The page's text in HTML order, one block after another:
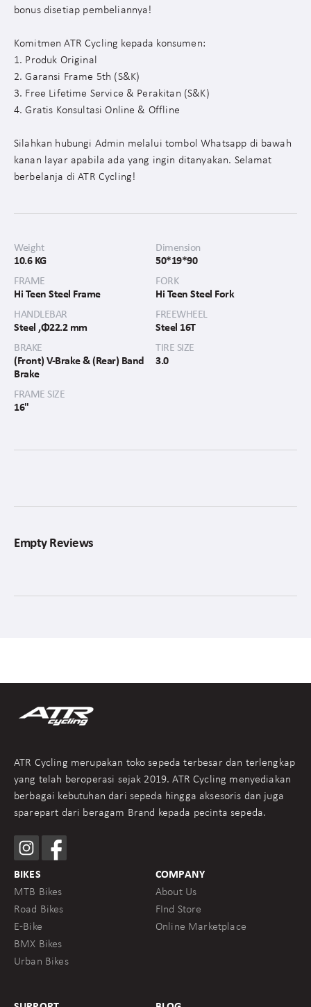
bonus disetiap pembeliannya!
Komitmen ATR Cycling kepada konsumen:
1. Produk Original
2. Garansi Frame 5th (S&K)
3. Free Lifetime Service & Perakitan (S&K)
4. Gratis Konsultasi Online & Offline
Silahkan hubungi Admin melalui tombol Whatsapp di bawah
kanan layar apabila ada yang ingin ditanyakan. Selamat
berbelanja di ATR Cycling!
Weight
10.6 KG
Dimension
50*19*90
FRAME
Hi Teen Steel Frame
FORK
Hi Teen Steel Fork
HANDLEBAR
Steel ,Φ22.2 mm
FREEWHEEL
Steel 16T
BRAKE
(Front) V-Brake & (Rear) Band
Brake
TIRE SIZE
3.0
FRAME SIZE
16"
Empty Reviews
ATR Cycling merupakan toko sepeda terbesar dan terlengkap
yang telah beroperasi sejak 2019. ATR Cycling menyediakan
berbagai kebutuhan dari sepeda hingga aksesoris dan juga
sparepart dari beragam Brand kepada pecinta sepeda.
BIKES
MTB Bikes
Road Bikes
E-Bike
BMX Bikes
Urban Bikes
COMPANY
About Us
FInd Store
Online Marketplace